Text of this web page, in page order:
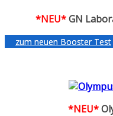
*NEU*GN
zum neuen Booster Test
*NEU*